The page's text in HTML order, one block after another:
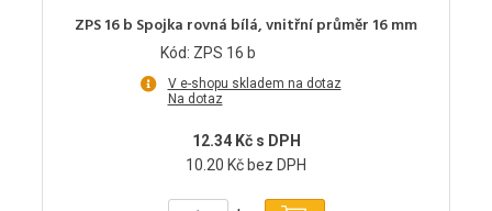
ZPS 16 b Spojka rovná bílá, vnitřní průměr 16 mm
Kód: ZPS 16 b
V e-shopu skladem na dotaz
Na dotaz
12.34 Kč s DPH
10.20 Kč bez DPH